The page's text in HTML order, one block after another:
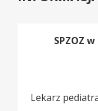
SPZOZ
Lekarz